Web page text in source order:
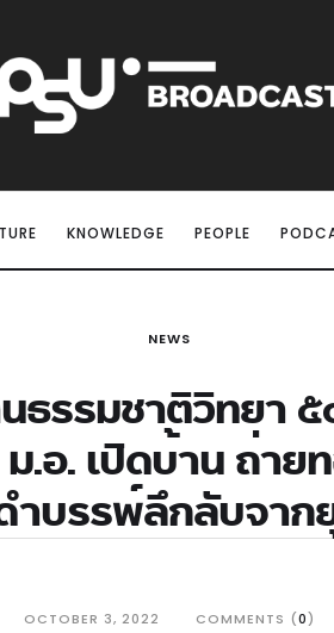
KNOWLEDGE PEOPLE
NEWS
รรมชาติวิทยา ๕
.อ. เปิดบ้าน ถ่า
ำบรรพ์ลึกลับจาก
OCTOBER 3, 2022 COMMENTS (0)